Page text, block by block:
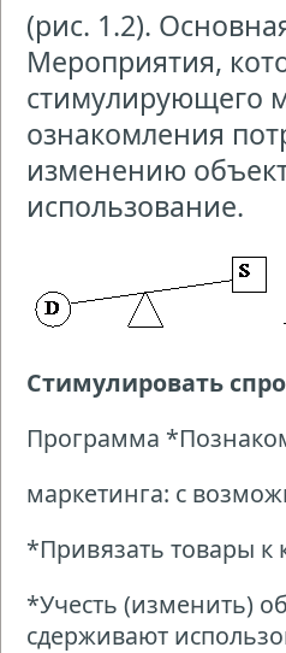
(рис. 1.2).
Мероприятия,
стимулирующего
ознакомления
изменению
использование.
Стимулировать
Программа
маркетинга: с
*Привязать товары к
*Учесть (изменить)
сдерживают